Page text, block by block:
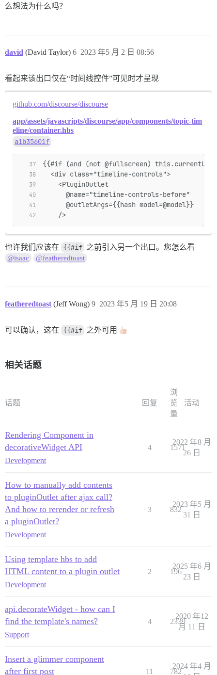
么想法为什么吗？
david (David Taylor) 2023 年5 月 2 日 08:56
6
看起来该出口仅在“时间线控件”可见时才呈现
github.com/discourse/discourse
app/assets/javascripts/discourse/app/components/topic-tim
eline/container.hbs
a1b35601f
{{#if (and (not @fullscreen)
  <div class="timeline-controls">
    <PluginOutlet
      @name="timeline-controls-before"
      @outletArgs={{hash model=@model}}
    />
也许我们应该在 {{#if 之前引入另一个出口。您怎么看
@isaac @featheredtoast
featheredtoast (Jeff Wong) 2023 年5 月 19 日 20:08
9
可以确认，这在 {{#if 之外可用
相关话题
话题 回复
浏
览
量
活动
Rendering Component in
decorativeWidget API
Development
4 1571
2022 年8 月
26 日
How to manually add contents
to pluginOutlet after ajax call?
And how to rerender or refresh
a pluginOutlet?
Development
3 832
2023 年5 月
31 日
Using template hbs to add
HTML content to a plugin outlet
Development
2 196
2025 年6 月
23 日
api.decorateWidget - how can I
find the template's names?
Support
4 2339
2020 年12
月 11 日
Insert a glimmer component
after first post
11 782
2024 年4 月